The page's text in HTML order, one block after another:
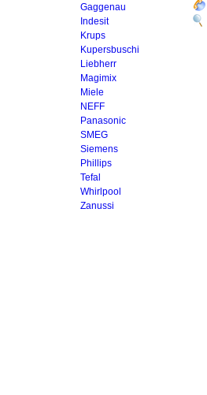
Gaggenau
Indesit
Krups
Kupersbuschi
Liebherr
Magimix
Miele
NEFF
Panasonic
SMEG
Siemens
Phillips
Tefal
Whirlpool
Zanussi